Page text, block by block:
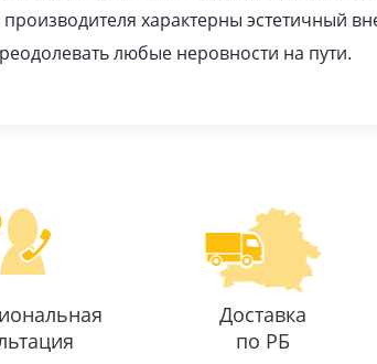
характерны эстетичный
любые неровности на пути.
Доставка
по РБ